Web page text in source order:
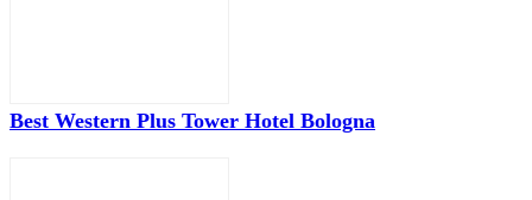
Best Western Plus Tower Hotel Bologna